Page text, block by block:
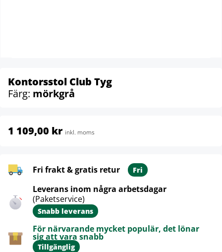
Kontorsstol Club Tyg
Färg: mörkgrå
1 109,00 kr inkl. moms
Fri frakt & gratis retur Fri
Leverans inom några arbetsdagar
(Paketservice)
Snabb leverans
För närvarande mycket populär, det lönar
sig att vara snabb
Tillgänglig